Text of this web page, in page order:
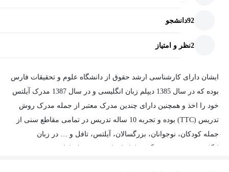
92دانشجو
2نظر و امتیاز
ایشان دارای کارشناسی ارشد حقوق از دانشگاه علوم و تحقیقات فارس
بوده که در سال 1385 دیپلم زبان انگلیسی و در سال 1387 مدرک آیلتس
خود را اخذ و همچنین دارای چندین مدرک معتبر از جمله مدرک روش
تدریس (TTC) بوده و تجربه 10 ساله تدریس در تمامی مقاطع سنی از
جمله کودکان، نوجوانان، بزرگسالان، آیلتس، تافل و … در زبان